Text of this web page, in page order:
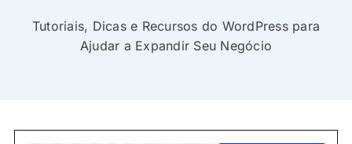
Tutoriais, Dicas e Recursos do WordPress para
Ajudar a Expandir Seu Negócio